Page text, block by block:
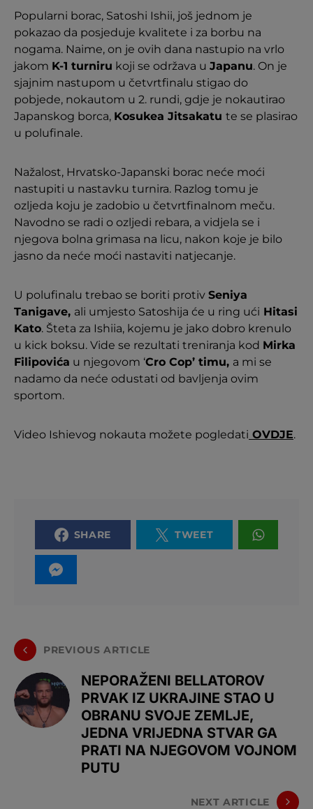
Popularni borac, Satoshi Ishii, još jednom je
pokazao da posjeduje kvalitete i za borbu na
nogama. Naime, on je ovih dana nastupio na vrlo
jakom K-1 turniru koji se održava u Japanu. On je
sjajnim nastupom u četvrtfinalu stigao do
pobjede, nokautom u 2. rundi, gdje je nokautirao
Japanskog borca, Kosukea Jitsakatu te se plasirao
u polufinale.
Nažalost, Hrvatsko-Japanski borac neće moći
nastupiti u nastavku turnira. Razlog tomu je
ozljeda koju je zadobio u četvrtfinalnom meču.
Navodno se radi o ozljedi rebara, a vidjela se i
njegova bolna grimasa na licu, nakon koje je bilo
jasno da neće moći nastaviti natjecanje.
U polufinalu trebao se boriti protiv Seniya
Tanigave, ali umjesto Satoshija će u ring ući Hitasi
Kato. Šteta za Ishiia, kojemu je jako dobro krenulo
u kick boksu. Vide se rezultati treniranja kod Mirka
Filipovića u njegovom ‘Cro Cop’ timu, a mi se
nadamo da neće odustati od bavljenja ovim
sportom.
Video Ishievog nokauta možete pogledati OVDJE.
SHARE TWEET
PREVIOUS ARTICLE
NEPORAŽENI BELLATOROV
PRVAK IZ UKRAJINE STAO U
OBRANU SVOJE ZEMLJE,
JEDNA VRIJEDNA STVAR GA
PRATI NA NJEGOVOM VOJNOM
PUTU
NEXT ARTICLE